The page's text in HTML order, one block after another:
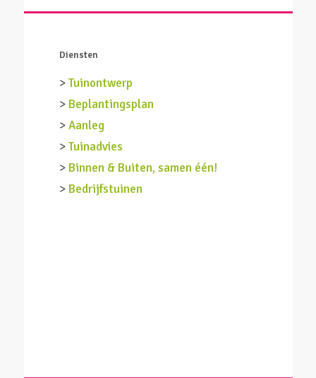
Diensten
>Tuinontwerp
> Beplantingsplan
>Aanleg
>Tuinadvies
> Binnen & Buiten, samen één!
> Bedrijfstuinen